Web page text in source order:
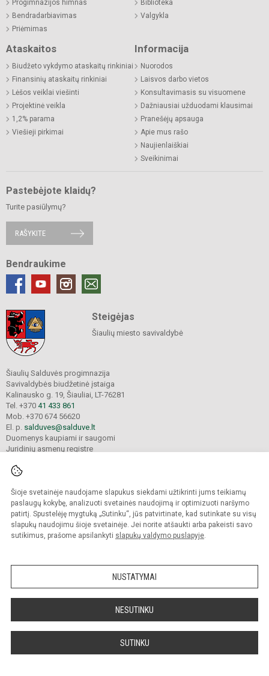
Šioje svetainėje naudojame slapukus siekdami užtikrinti jums teikiamų
paslaugų kokybę, analizuoti svetainės naudojimą ir optimizuoti naršymo
patirtį. Spustelėję mygtuką „Sutinku“, jūs patvirtinate, kad sutinkate su visų
slapukų naudojimu šioje svetainėje. Jei norite atšaukti arba pakeisti savo
sutikimus, prašome apsilankyti slapukų valdymo puslapyje.
NUSTATYMAI
NESUTINKU
SUTINKU
Progimnazijos himnas
Bendradarbiavimas
Priėmimas
Biblioteka
Valgykla
Ataskaitos
Biudžeto vykdymo ataskaitų rinkiniai
Finansinių ataskaitų rinkiniai
Lėšos veiklai viešinti
Projektinė veikla
1,2% parama
Viešieji pirkimai
Informacija
Nuorodos
Laisvos darbo vietos
Konsultavimasis su visuomene
Dažniausiai užduodami klausimai
Pranešėjų apsauga
Apie mus rašo
Naujienlaiškiai
Sveikinimai
Pastebėjote klaidų?
Turite pasiūlymų?
RAŠYKITE
Bendraukime
Steigėjas
Šiaulių miesto savivaldybė
Šiaulių Salduvės progimnazija
Savivaldybės biudžetinė įstaiga
Kalinausko g. 19, Šiauliai, LT-76281
Tel. +370 41 433 861
Mob. +370 674 56620
El. p. salduves@salduve.lt
Duomenys kaupiami ir saugomi
Juridinių asmenų registre
© 2026. Šiaulių Salduvės progimnazija. Visos teisės saugomos.
Kopijuoti turinį be raštiško įstaigos administracijos sutikimo griežtai draudžiama.